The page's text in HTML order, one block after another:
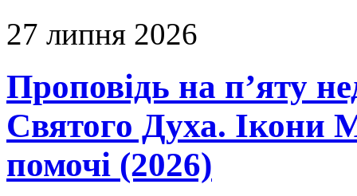
27 липня 2026
Проповідь на п’яту
Святого Духа. Ікони
помочі (2026)